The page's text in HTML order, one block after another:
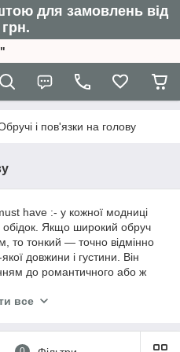
для замовлень від
і пов'язки на голову
have :- у кожної модниці
Якщо широкий обруч
то тонкий ― точно відмінно
довжини і густини. Він
до романтичного або ж
have: ― у кожної модниці
все